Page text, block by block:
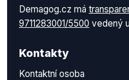
Demagog.cz má
9711283001/5500 vedený
Kontakty
Kontaktní osoba